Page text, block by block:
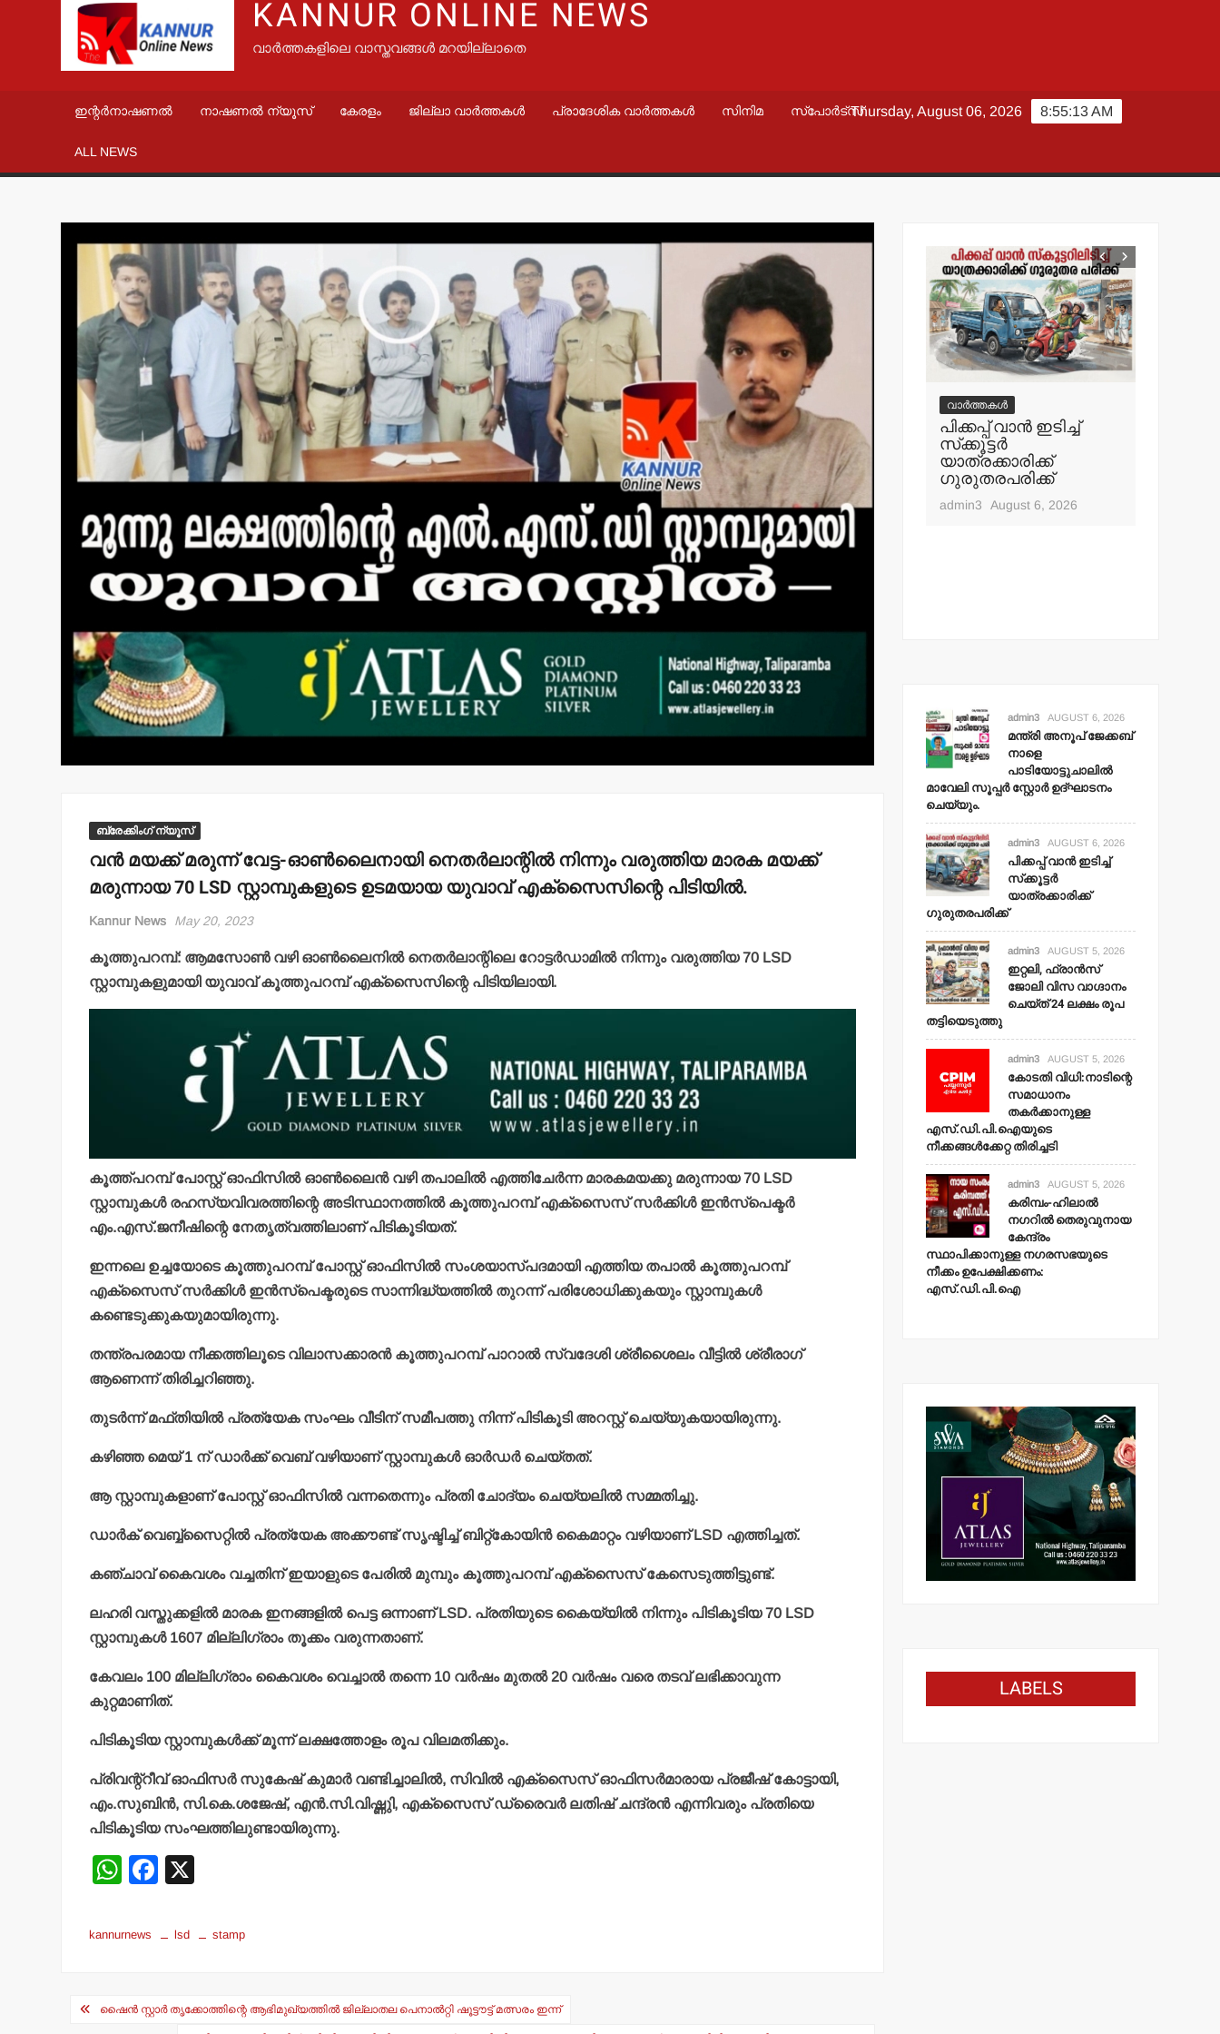
KANNUR ONLINE NEWS
വാർത്തകളിലെ വാസ്തവങ്ങൾ മറയില്ലാതെ
ഇന്റർനാഷണൽ നാഷണൽ ന്യൂസ് കേരളം ജില്ലാ വാർത്തകൾ പ്രാദേശിക വാർത്തകൾ സിനിമ സ്പോർട്സ്
ALL NEWS
8:55:14 AM
Thursday, August 06, 2026
ബ്രേക്കിംഗ് ന്യൂസ്
വന്‍ മയക്ക് മരുന്ന് വേട്ട-ഓണ്‍ലൈനായി നെതര്‍ലാന്റില്‍ നിന്നും വരുത്തിയ മാരക മയക്ക്
മരുന്നായ 70 LSD സ്റ്റാമ്പുകളുടെ ഉടമയായ യുവാവ് എക്‌സൈസിന്റെ പിടിയില്‍.
Kannur News May 20, 2023
കൂത്തുപറമ്പ്: ആമസോണ്‍ വഴി ഓണ്‍ലൈനില്‍ നെതര്‍ലാന്റിലെ റോട്ടര്‍ഡാമില്‍ നിന്നും വരുത്തിയ 70 LSD
സ്റ്റാമ്പുകളുമായി യുവാവ് കൂത്തുപറമ്പ് എക്‌സൈസിന്റെ പിടിയിലായി.
കൂത്ത്പറമ്പ് പോസ്റ്റ് ഓഫിസില്‍ ഓണ്‍ലൈന്‍ വഴി തപാലില്‍ എത്തിചേര്‍ന്ന മാരകമയക്കു മരുന്നായ 70 LSD
സ്റ്റാമ്പുകള്‍ രഹസ്യവിവരത്തിന്റെ അടിസ്ഥാനത്തില്‍ കൂത്തുപറമ്പ് എക്‌സൈസ് സര്‍ക്കിള്‍ ഇന്‍സ്‌പെക്ടര്‍
എം.എസ്.ജനീഷിന്റെ നേതൃത്വത്തിലാണ് പിടികൂടിയത്.
ഇന്നലെ ഉച്ചയോടെ കൂത്തുപറമ്പ് പോസ്റ്റ് ഓഫിസില്‍ സംശയാസ്പദമായി എത്തിയ തപാല്‍ കൂത്തുപറമ്പ്
എക്‌സൈസ് സര്‍ക്കിള്‍ ഇന്‍സ്‌പെക്ടരുടെ സാന്നിദ്ധ്യത്തില്‍ തുറന്ന് പരിശോധിക്കുകയും സ്റ്റാമ്പുകള്‍
കണ്ടെടുക്കുകയുമായിരുന്നു.
തന്ത്രപരമായ നീക്കത്തിലൂടെ വിലാസക്കാരന്‍ കൂത്തുപറമ്പ് പാറാല്‍ സ്വദേശി ശ്രീശൈലം വീട്ടില്‍ ശ്രീരാഗ്
ആണെന്ന് തിരിച്ചറിഞ്ഞു.
തുടര്‍ന്ന് മഫ്തിയില്‍ പ്രത്യേക സംഘം വീടിന് സമീപത്തു നിന്ന് പിടികൂടി അറസ്റ്റ് ചെയ്യുകയായിരുന്നു.
കഴിഞ്ഞ മെയ് 1 ന് ഡാര്‍ക്ക് വെബ് വഴിയാണ് സ്റ്റാമ്പുകള്‍ ഓര്‍ഡര്‍ ചെയ്തത്.
ആ സ്റ്റാമ്പുകളാണ് പോസ്റ്റ് ഓഫിസില്‍ വന്നതെന്നും പ്രതി ചോദ്യം ചെയ്യലില്‍ സമ്മതിച്ചു.
ഡാര്‍ക് വെബ്ബ്‌സൈറ്റില്‍ പ്രത്യേക അക്കൗണ്ട് സൃഷ്ടിച്ച് ബിറ്റ്‌കോയിന്‍ കൈമാറ്റം വഴിയാണ് LSD എത്തിച്ചത്.
കഞ്ചാവ് കൈവശം വച്ചതിന് ഇയാളുടെ പേരില്‍ മുമ്പും കൂത്തുപറമ്പ് എക്‌സൈസ് കേസെടുത്തിട്ടുണ്ട്.
ലഹരി വസ്തുക്കളില്‍ മാരക ഇനങ്ങളില്‍ പെട്ട ഒന്നാണ് LSD. പ്രതിയുടെ കൈയ്യില്‍ നിന്നും പിടികൂടിയ 70 LSD
സ്റ്റാമ്പുകള്‍ 1607 മില്ലിഗ്രാം തൂക്കം വരുന്നതാണ്.
കേവലം 100 മില്ലിഗ്രാം കൈവശം വെച്ചാല്‍ തന്നെ 10 വര്‍ഷം മുതല്‍ 20 വര്‍ഷം വരെ തടവ് ലഭിക്കാവുന്ന
കുറ്റമാണിത്.
പിടികൂടിയ സ്റ്റാമ്പുകള്‍ക്ക് മൂന്ന് ലക്ഷത്തോളം രൂപ വിലമതിക്കും.
പ്രിവന്റ്‌റീവ് ഓഫിസര്‍ സുകേഷ് കുമാര്‍ വണ്ടിച്ചാലില്‍, സിവില്‍ എക്‌സൈസ് ഓഫിസര്‍മാരായ പ്രജീഷ് കോട്ടായി,
എം.സുബിന്‍, സി.കെ.ശജേഷ്, എന്‍.സി.വിഷ്ണുി, എക്‌സൈസ് ഡ്രൈവര്‍ ലതിഷ് ചന്ദ്രന്‍ എന്നിവരും പ്രതിയെ
പിടികൂടിയ സംഘത്തിലുണ്ടായിരുന്നു.
W
at
p
F
o
kannurnews lsd stamp
Postഷൈന്‍ സ്റ്റാര്‍ തൃക്കോത്തിന്റെ ആഭിമുഖ്യത്തില്‍ ജില്ലാതല പെനാല്‍റ്റി ഷൂട്ടൗട്ട് മത്സരം ഇന്ന്
വാർത്തകൾ
കരിമ്പം-ഹിലാല്‍
നഗറില്‍ തെരുവുനായ
കേന്ദ്രം
സ്ഥാപിക്കാനുള്ള
നഗരസഭയുടെ നീക്കം
ഉപേക്ഷിക്കണം:
എസ്.ഡി.പി.ഐ
admin3
വാർത്തകൾ
മന്ത്രി അനൂപ് ജേക്കബ്
നാളെ
പാടിയോട്ടുചാലില്‍
മാവേലി സൂപ്പര്‍ സ്റ്റോര്‍
ഉദ്ഘാടനം ചെയ്യും.
admin3 August 6, 2026
വാർത്തകൾ
പിക്കപ്പ് വാന്‍ ഇടിച്ച്
സ്‌ക്കൂട്ടര്‍
യാത്രക്കാരിക്ക്
ഗുരുതരപരിക്ക്
admin3 August 6, 2026
admin3 AUGUST 6, 2026
മന്ത്രി അനൂപ് ജേക്കബ്
നാളെ
പാടിയോട്ടുചാലില്‍
മാവേലി സൂപ്പര്‍ സ്റ്റോര്‍ ഉദ്ഘാടനം
ചെയ്യും.
admin3 AUGUST 6, 2026
പിക്കപ്പ് വാന്‍ ഇടിച്ച്
സ്‌ക്കൂട്ടര്‍
യാത്രക്കാരിക്ക്
ഗുരുതരപരിക്ക്
admin3 AUGUST 5, 2026
ഇറ്റലി, ഫ്രാന്‍സ്
ജോലി വിസ വാഗ്ദാനം
ചെയ്ത് 24 ലക്ഷം രൂപ
തട്ടിയെടുത്തു
admin3 AUGUST 5, 2026
കോടതി വിധി:നാടിന്റെ
സമാധാനം
തകര്‍ക്കാനുള്ള
എസ്.ഡി.പി.ഐയുടെ
നീക്കങ്ങള്‍ക്കേറ്റ തിരിച്ചടി
admin3 AUGUST 5, 2026
കരിമ്പം-ഹിലാല്‍
നഗറില്‍ തെരുവുനായ
കേന്ദ്രം
സ്ഥാപിക്കാനുള്ള നഗരസഭയുടെ
നീക്കം ഉപേക്ഷിക്കണം:
എസ്.ഡി.പി.ഐ
LABELS